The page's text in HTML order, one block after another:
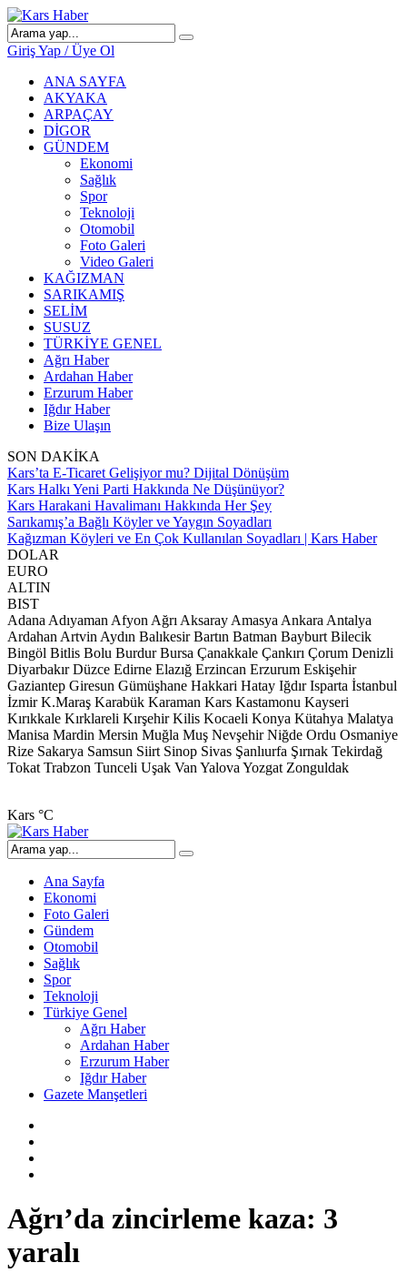
Giriş Yap / Üye Ol
ANA SAYFA
AKYAKA
ARPAÇAY
DİGOR
GÜNDEM
Ekonomi
Sağlık
Spor
Teknoloji
Otomobil
Foto Galeri
Video Galeri
KAĞIZMAN
SARIKAMIŞ
SELİM
SUSUZ
TÜRKİYE GENEL
Ağrı Haber
Ardahan Haber
Erzurum Haber
Iğdır Haber
Bize Ulaşın
SON DAKİKA
Kars’ta E-Ticaret Gelişiyor mu? Dijital Dönüşüm
Kars Halkı Yeni Parti Hakkında Ne Düşünüyor?
Kars Harakani Havalimanı Hakkında Her Şey
Sarıkamış’a Bağlı Köyler ve Yaygın Soyadları
Kağızman Köyleri ve En Çok Kullanılan Soyadları | Kars Haber
DOLAR
EURO
ALTIN
BIST
Adana Adıyaman Afyon Ağrı Aksaray Amasya Ankara Antalya
Ardahan Artvin Aydın Balıkesir Bartın Batman Bayburt Bilecik
Bingöl Bitlis Bolu Burdur Bursa Çanakkale Çankırı Çorum Denizli
Diyarbakır Düzce Edirne Elazığ Erzincan Erzurum Eskişehir
Gaziantep Giresun Gümüşhane Hakkari Hatay Iğdır Isparta İstanbul
İzmir K.Maraş Karabük Karaman Kars Kastamonu Kayseri
Kırıkkale Kırklareli Kırşehir Kilis Kocaeli Konya Kütahya Malatya
Manisa Mardin Mersin Muğla Muş Nevşehir Niğde Ordu Osmaniye
Rize Sakarya Samsun Siirt Sinop Sivas Şanlıurfa Şırnak Tekirdağ
Tokat Trabzon Tunceli Uşak Van Yalova Yozgat Zonguldak
Kars °C
Ana Sayfa
Ekonomi
Foto Galeri
Gündem
Otomobil
Sağlık
Spor
Teknoloji
Türkiye Genel
Ağrı Haber
Ardahan Haber
Erzurum Haber
Iğdır Haber
Gazete Manşetleri
Ağrı’da zincirleme kaza: 3
yaralı